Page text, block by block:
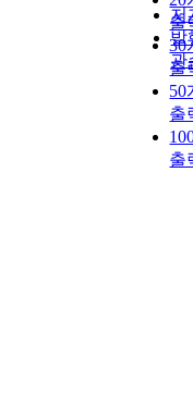
multilingual
multiliteracies
projects?
students
multiliteracies
pedagogy
two years that
study is framed
operationalized
Garcia,
Seltzer’s (2017)
translanguaging
pedagogy
Stance/Design/
racially
students and
face intensified
marginalization
critical
methodologies,
research
저
발
관
출
30
출
50
출
출